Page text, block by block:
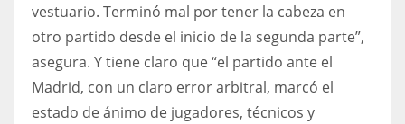
vestuario. Terminó mal por tener la cabeza en
otro partido desde el inicio de la segunda parte”,
asegura. Y tiene claro que “el partido ante el
Madrid, con un claro error arbitral, marcó el
estado de ánimo de jugadores, técnicos y